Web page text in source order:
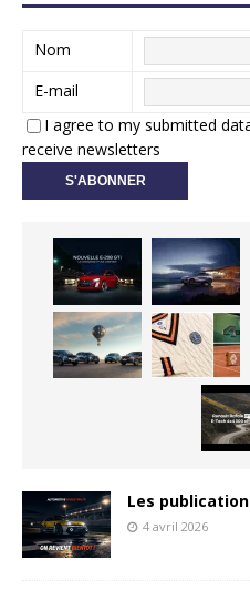
Nom
E-mail
I agree to my submitted
receive newsletters
Les
4 avril 2026